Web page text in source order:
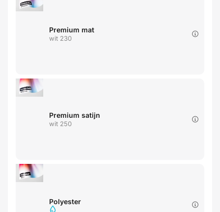
Premium mat
wit 230
Premium satijn
wit 250
Polyester